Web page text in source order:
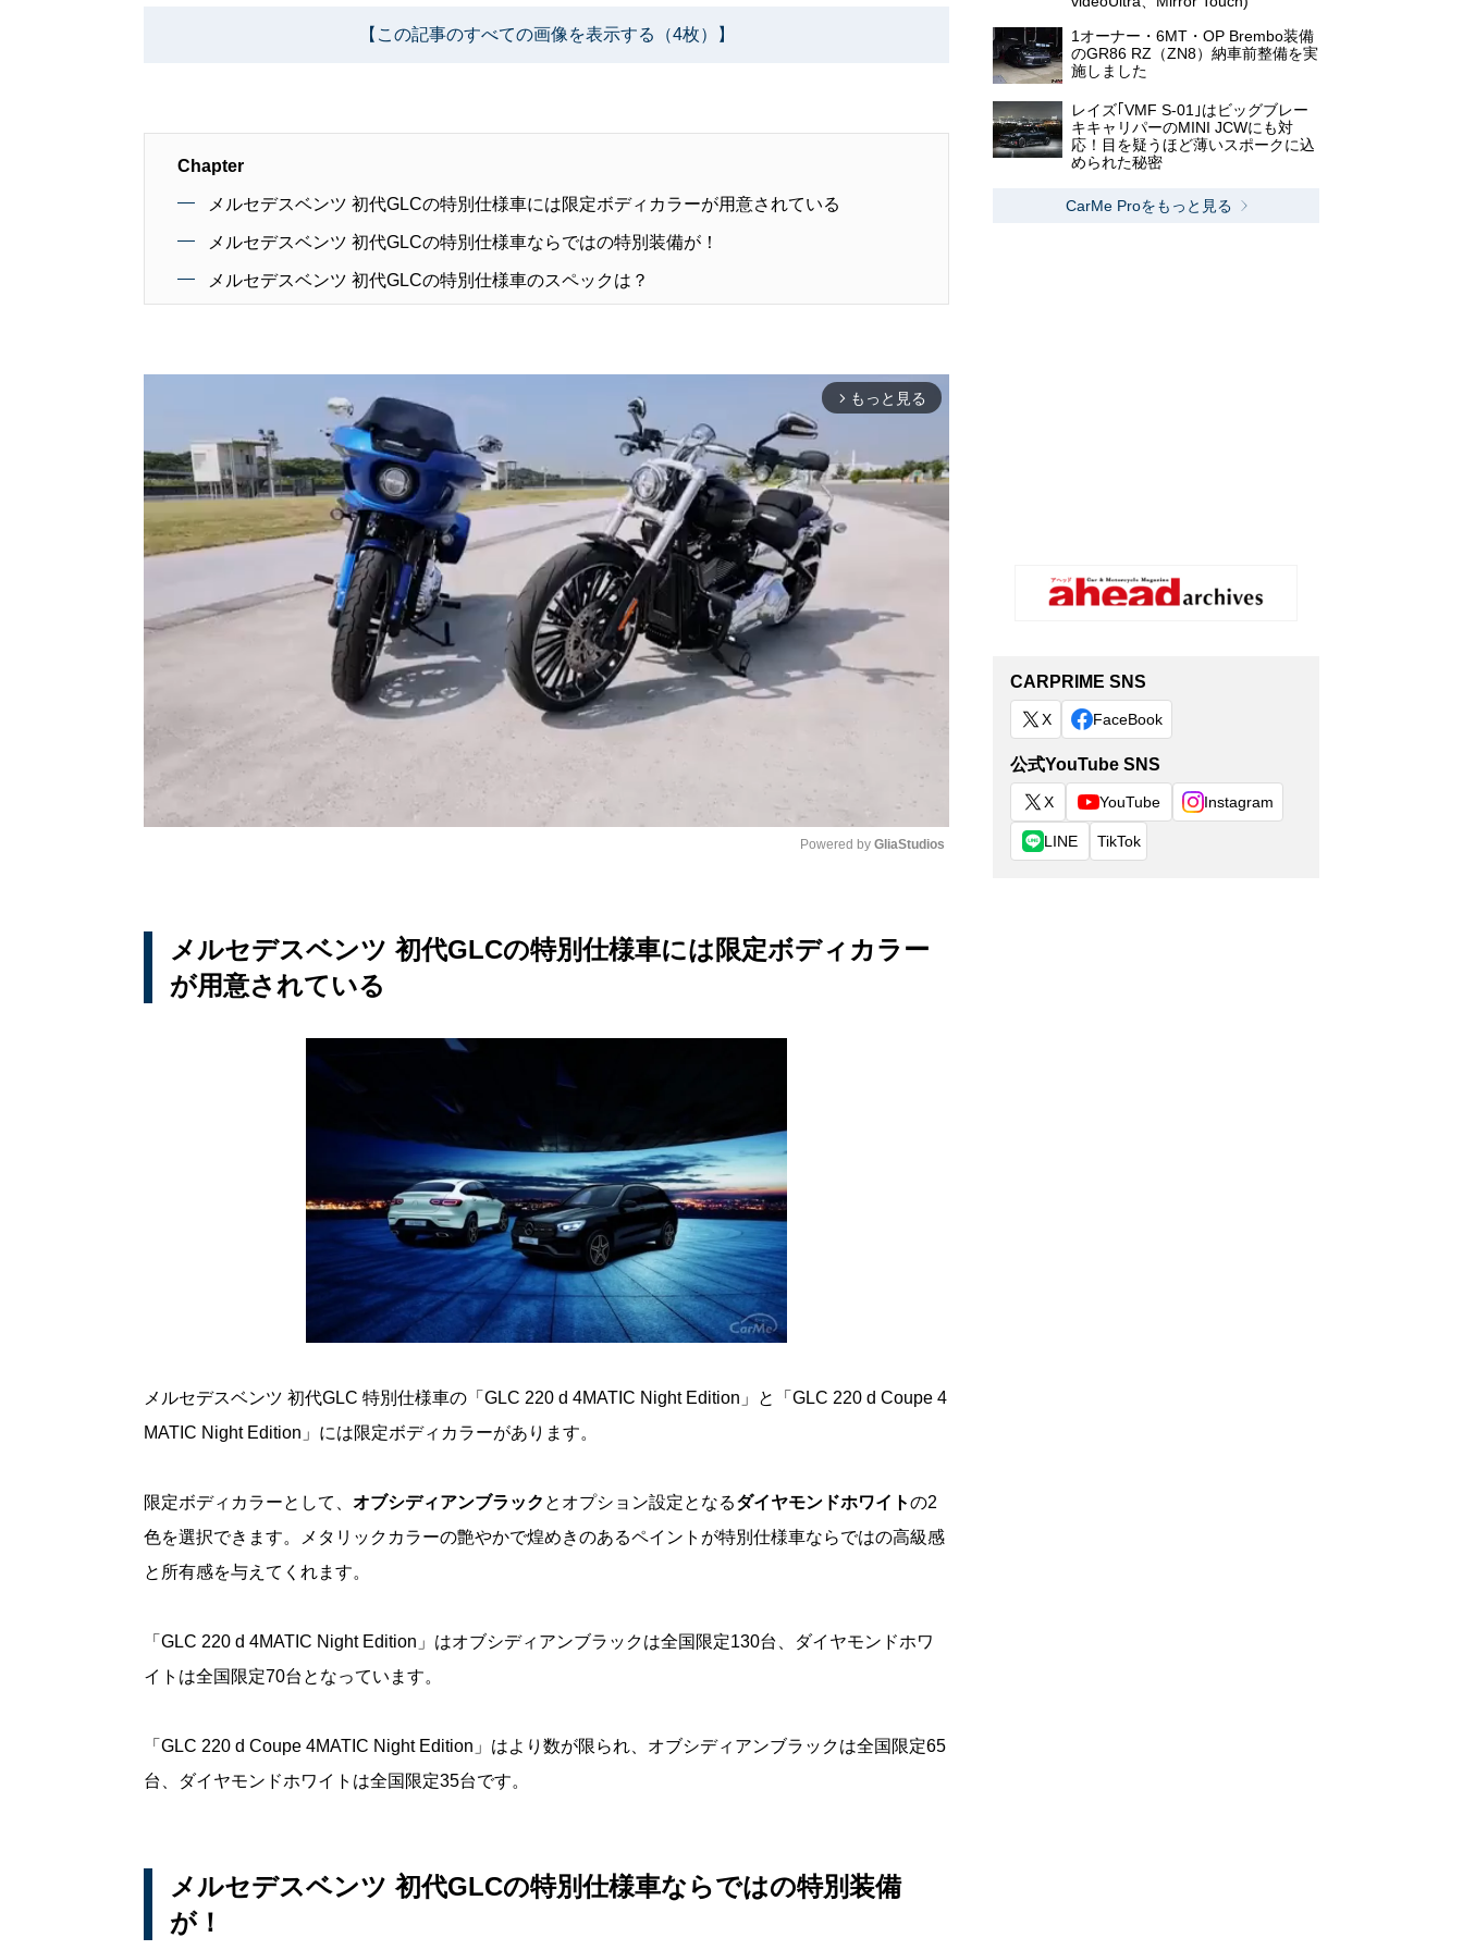
【この記事のすべての画像を表示する（4枚）】
Chapter
メルセデスベンツ 初代GLCの特別仕様車には限定ボディカラーが用意されている
メルセデスベンツ 初代GLCの特別仕様車ならではの特別装備が！
メルセデスベンツ 初代GLCの特別仕様車のスペックは？
arrow_forward_ios もっと見る
t
Powered by GliaStudios
メルセデスベンツ 初代GLCの特別仕様車には限定ボディカラー
が用意されている
メルセデスベンツ 初代GLC 特別仕様車の「GLC 220 d 4MATIC Night Edition」と「GLC 220 d Coupe 4
MATIC Night Edition」には限定ボディカラーがあります。
限定ボディカラーとして、 オブシディアンブラック とオプション設定となるダイヤモンドホワイトの2
色を選択できます。メタリックカラーの艶やかで煌めきのあるペイントが特別仕様車ならではの高級感
と所有感を与えてくれます。
「GLC 220 d 4MATIC Night Edition」はオブシディアンブラックは全国限定130台、ダイヤモンドホワ
イトは全国限定70台となっています。
「GLC 220 d Coupe 4MATIC Night Edition」はより数が限られ、オブシディアンブラックは全国限定65
台、ダイヤモンドホワイトは全国限定35台です。
メルセデスベンツ 初代GLCの特別仕様車ならではの特別装備
が！
1オーナー・6MT・OP Brembo装備
のGR86 RZ（ZN8）納車前整備を実
施しました
レイズ｢VMF S-01｣はビッグブレー
キキャリパーのMINI JCWにも対
応！目を疑うほど薄いスポークに込
められた秘密
CarMe Proをもっと見る
CARPRIME SNS
X FaceBook
公式YouTube SNS
X YouTube Instagram
LINE TikTok